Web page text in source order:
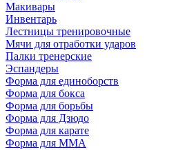
Макивары
Инвентарь
Лестницы тренировочные
Мячи для отработки ударов
Палки тренерские
Эспандеры
Форма для единоборств
Форма для бокса
Форма для борьбы
Форма для Дзюдо
Форма для карате
Форма для MMA